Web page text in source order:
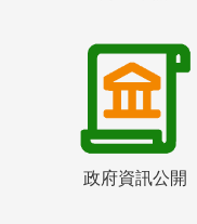
政府資訊公開